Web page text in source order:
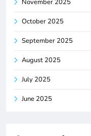
October 2025
September 2025
August 2025
July 2025
June 2025